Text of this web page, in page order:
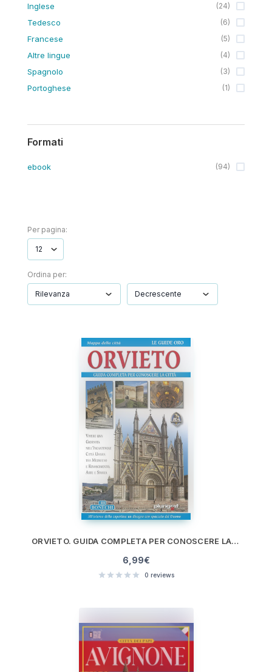
Inglese (24)
Tedesco (6)
Francese (5)
Altre lingue (4)
Spagnolo (3)
Portoghese (1)
Formati
ebook (94)
Per pagina:
Ordina per:
ORVIETO. GUIDA COMPLETA PER CONOSCERE LA CITTÀ
6,99€
0 reviews